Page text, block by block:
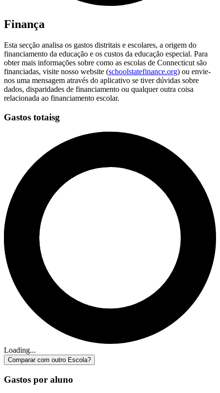
Finança
Esta secção analisa os gastos distritais e escolares, a origem do
financiamento da educação e os custos da educação especial. Para
obter mais informações sobre como as escolas de Connecticut são
financiadas, visite nosso website (schoolstatefinance.org) ou envie-
nos uma mensagem através do aplicativo se tiver dúvidas sobre
dados, disparidades de financiamento ou qualquer outra coisa
relacionada ao financiamento escolar.
Gastos totaisg
Loading...
Comparar com outro Escola?
Gastos por aluno